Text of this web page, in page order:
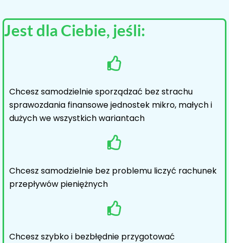
Jest dla Ciebie, jeśli:
Chcesz samodzielnie sporządzać bez strachu
sprawozdania finansowe jednostek mikro, małych i
dużych we wszystkich wariantach
Chcesz samodzielnie bez problemu liczyć rachunek
przepływów pieniężnych
Chcesz szybko i bezbłędnie przygotować